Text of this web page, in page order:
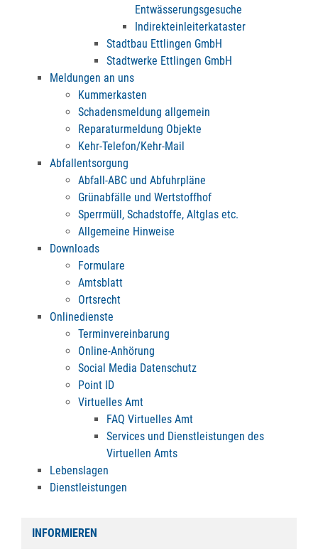
Entwässerungsgesuche
Indirekteinleiterkataster
Stadtbau Ettlingen GmbH
Stadtwerke Ettlingen GmbH
Meldungen an uns
Kummerkasten
Schadensmeldung allgemein
Reparaturmeldung Objekte
Kehr-Telefon/Kehr-Mail
Abfallentsorgung
Abfall-ABC und Abfuhrpläne
Grünabfälle und Wertstoffhof
Sperrmüll, Schadstoffe, Altglas etc.
Allgemeine Hinweise
Downloads
Formulare
Amtsblatt
Ortsrecht
Onlinedienste
Terminvereinbarung
Online-Anhörung
Social Media Datenschutz
Point ID
Virtuelles Amt
FAQ Virtuelles Amt
Services und Dienstleistungen des
Virtuellen Amts
Lebenslagen
Dienstleistungen
INFORMIEREN